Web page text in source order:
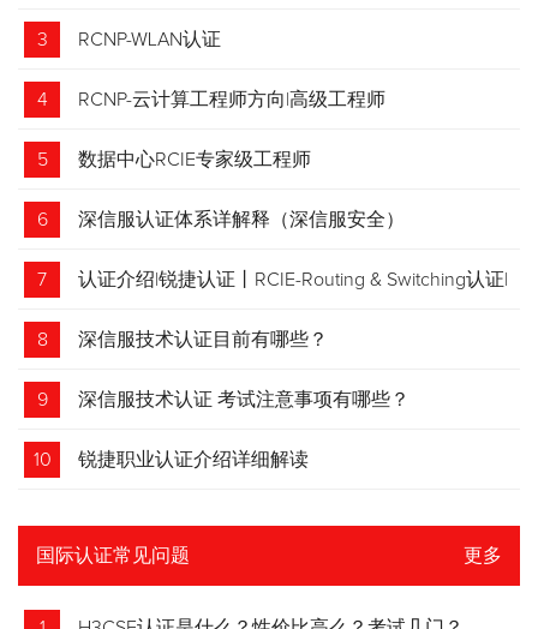
3 RCNP-WLAN认证
4 RCNP-云计算工程师方向|高级工程师
5 数据中心RCIE专家级工程师
6 深信服认证体系详解释（深信服安全）
7 认证介绍|锐捷认证丨RCIE-Routing & Switching认证|
专家级网络工程师
8 深信服技术认证目前有哪些？
9 深信服技术认证 考试注意事项有哪些？
10 锐捷职业认证介绍详细解读
国际认证常见问题 更多